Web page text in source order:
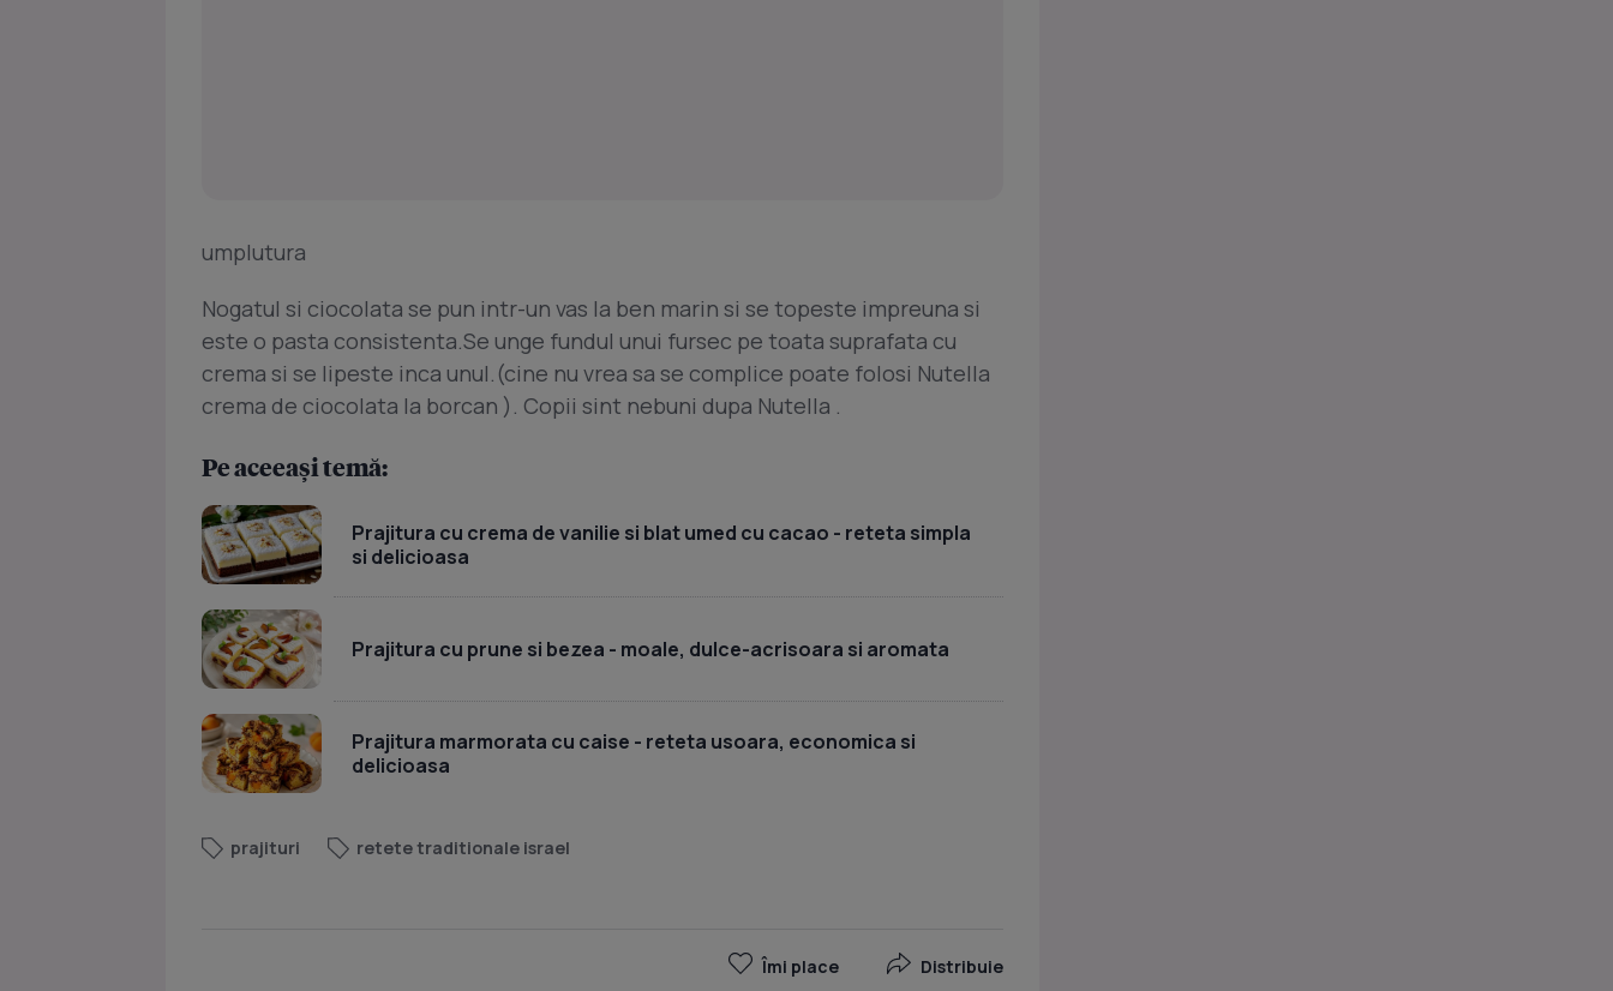
umplutura
Nogatul si ciocolata se pun intr-un vas la ben marin si se topeste impreuna si
este o pasta consistenta.Se unge fundul unui fursec pe toata suprafata cu
crema si se lipeste inca unul.(cine nu vrea sa se complice poate folosi Nutella
crema de ciocolata la borcan ). Copii sint nebuni dupa Nutella .
Pe aceeași temă:
Prajitura cu crema de vanilie si blat umed cu cacao - reteta simpla
si delicioasa
Prajitura cu prune si bezea - moale, dulce-acrisoara si aromata
Prajitura marmorata cu caise - reteta usoara, economica si
delicioasa
prajituri retete traditionale israel
Îmi place Distribuie